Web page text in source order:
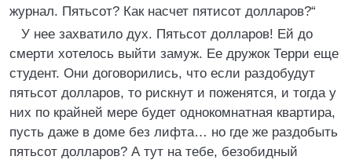
журнал. Пятьсот? Как насчет пятисот долларов?“
У нее захватило дух. Пятьсот долларов! Ей до
смерти хотелось выйти замуж. Ее дружок Терри еще
студент. Они договорились, что если раздобудут
пятьсот долларов, то рискнут и поженятся, и тогда у
них по крайней мере будет однокомнатная квартира,
пусть даже в доме без лифта… но где же раздобыть
пятьсот долларов? А тут на тебе, безобидный